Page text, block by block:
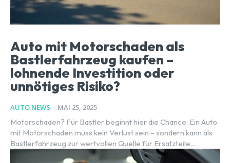
Auto mit Motorschaden als
Bastlerfahrzeug kaufen –
lohnende Investition oder
unnötiges Risiko?
AUTO NEWS - MAI 25, 2025
Motorschaden? Für Bastler beginnt hier die Chance. Ein Auto
mit Motorschaden muss kein Verlust sein – sondern kann als
Bastlerfahrzeug zur wertvollen Quelle für Ersatzteile...